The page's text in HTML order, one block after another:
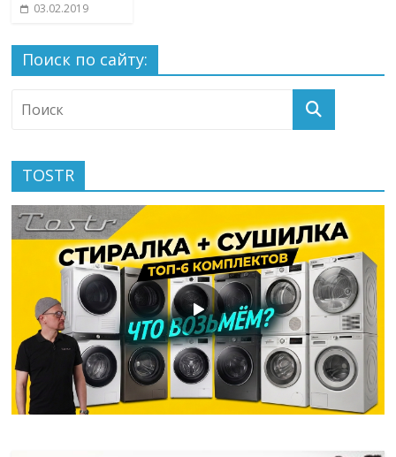
03.02.2019
Поиск по сайту:
TOSTR